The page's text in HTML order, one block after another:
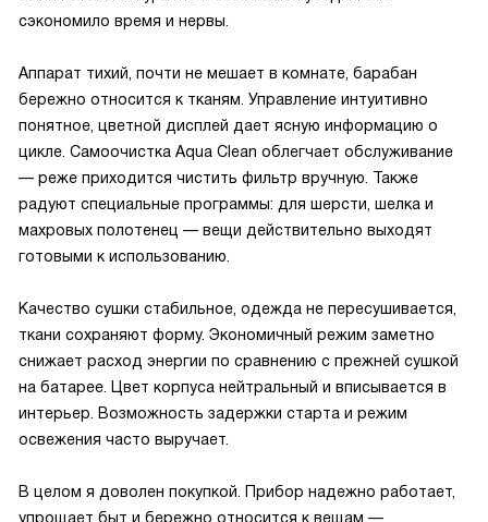
сэкономило время и нервы.
Аппарат тихий, почти не мешает в комнате, барабан
бережно относится к тканям. Управление интуитивно
понятное, цветной дисплей дает ясную информацию о
цикле. Самоочистка Aqua Clean облегчает обслуживание
— реже приходится чистить фильтр вручную. Также
радуют специальные программы: для шерсти, шелка и
махровых полотенец — вещи действительно выходят
готовыми к использованию.
Качество сушки стабильное, одежда не пересушивается,
ткани сохраняют форму. Экономичный режим заметно
снижает расход энергии по сравнению с прежней сушкой
на батарее. Цвет корпуса нейтральный и вписывается в
интерьер. Возможность задержки старта и режим
освежения часто выручает.
В целом я доволен покупкой. Прибор надежно работает,
упрощает быт и бережно относится к вещам —